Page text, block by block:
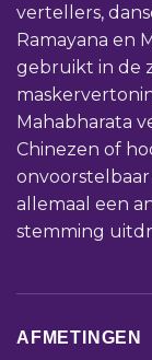
vertellers,
Ramayana en
gebruikt in de
Mahabharata
Chinezen of
allemaal een
stemming
AFMETINGEN